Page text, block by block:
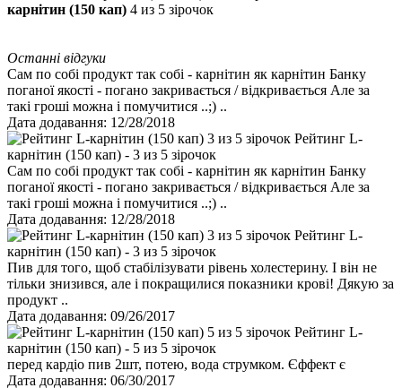
карнітин (150 кап) 4 из 5 зірочок
Останні відгуки
Сам по собі продукт так собі - карнітин як карнітин Банку
поганої якості - погано закривається / відкривається Але за
такі гроші можна і помучитися ..;) ..
Дата додавання: 12/28/2018
Рейтинг L-
карнітин (150 кап) - 3 из 5 зірочок
Сам по собі продукт так собі - карнітин як карнітин Банку
поганої якості - погано закривається / відкривається Але за
такі гроші можна і помучитися ..;) ..
Дата додавання: 12/28/2018
Рейтинг L-
карнітин (150 кап) - 3 из 5 зірочок
Пив для того, щоб стабілізувати рівень холестерину. І він не
тільки знизився, але і покращилися показники крові! Дякую за
продукт ..
Дата додавання: 09/26/2017
Рейтинг L-
карнітин (150 кап) - 5 из 5 зірочок
перед кардіо пив 2шт, потею, вода струмком. Єффект є
Дата додавання: 06/30/2017